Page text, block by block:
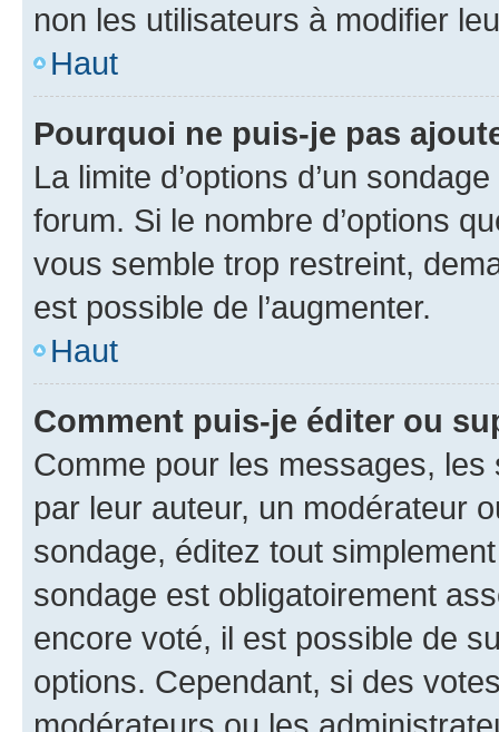
non les utilisateurs à modifier
Haut
Pourquoi ne puis-je pas
La limite d’options d’un
forum. Si le nombre d’options
vous semble trop restreint,
est possible de l’augmenter.
Haut
Comment puis-je éditer ou
Comme pour les messages,
par leur auteur, un modérateur
sondage, éditez tout
sondage est obligatoirement
encore voté, il est possible de
options. Cependant, si des